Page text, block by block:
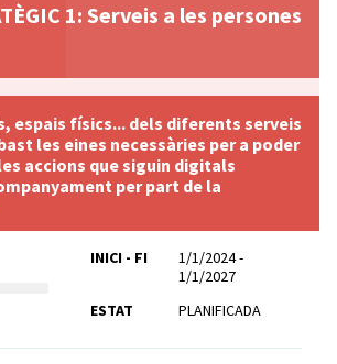
1: Serveis a les persones
espais físics... dels diferents serveis
les eines necessàries per a poder
accions que siguin digitals
per part de la
INICI - FI
1/1/2024 -
1/1/2027
ESTAT
PLANIFICADA